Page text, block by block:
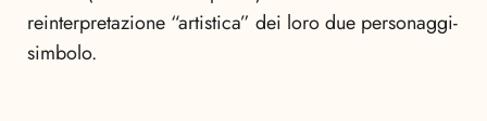
reinterpretazione “artistica” dei loro due personaggi-
simbolo.